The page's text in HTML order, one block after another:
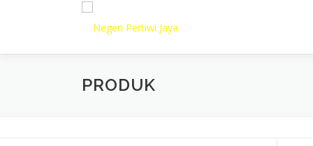
PRODUK